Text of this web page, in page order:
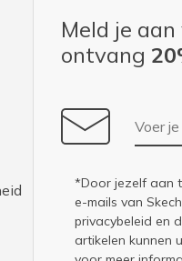
Meld je
ontvang
E-
*Door jezelf aan
e-mails van
privacybeleid en
artikelen kunnen